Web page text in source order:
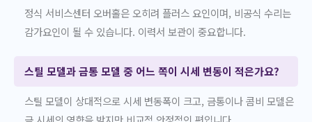
정식 서비스센터 오버홀은 오히려 플러스 요인이며, 비공식 수리는
감가요인이 될 수 있습니다. 이력서 보관이 중요합니다.
스틸 모델과 금통 모델 중 어느 쪽이 시세 변동이 적은가요?
스틸 모델이 상대적으로 시세 변동폭이 크고, 금통이나 콤비 모델은